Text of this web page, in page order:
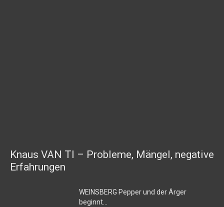
Knaus VAN TI – Probleme, Mängel, negative
Erfahrungen
WEINSBERG Pepper und der Ärger
beginnt…